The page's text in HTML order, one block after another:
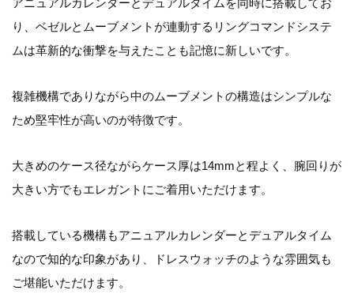
アニュアルカレンダーとデュアルタイムを同時に搭載してお
り、ベゼルとムーブメントが連動するリングコマンドシステ
ムは革新的な衝撃を与えたことも記憶に新しいです。
複雑機構でありながら中のムーブメントの構造はシンプルな
ため堅牢性が高いのが特徴です。
大きめのケース径ながらケース厚は14mmと程よく、腕回りが
大きい方でもエレガントにご着用いただけます。
搭載している機構もアニュアルカレンダーとデュアルタイム
なので知的な印象があり、ドレスウォッチのような雰囲気も
ご堪能いただけます。